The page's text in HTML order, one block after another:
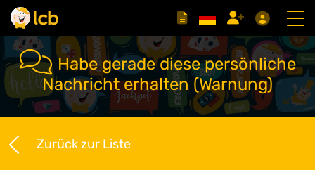
Habe gerade diese persönliche
Nachricht erhalten (Warnung)
Zurück zur Liste